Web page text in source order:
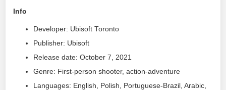
Info
Developer: Ubisoft Toronto
Publisher: Ubisoft
Release date: October 7, 2021
Genre: First-person shooter, action-adventure
Languages: English, Polish, Portuguese-Brazil, Arabic,